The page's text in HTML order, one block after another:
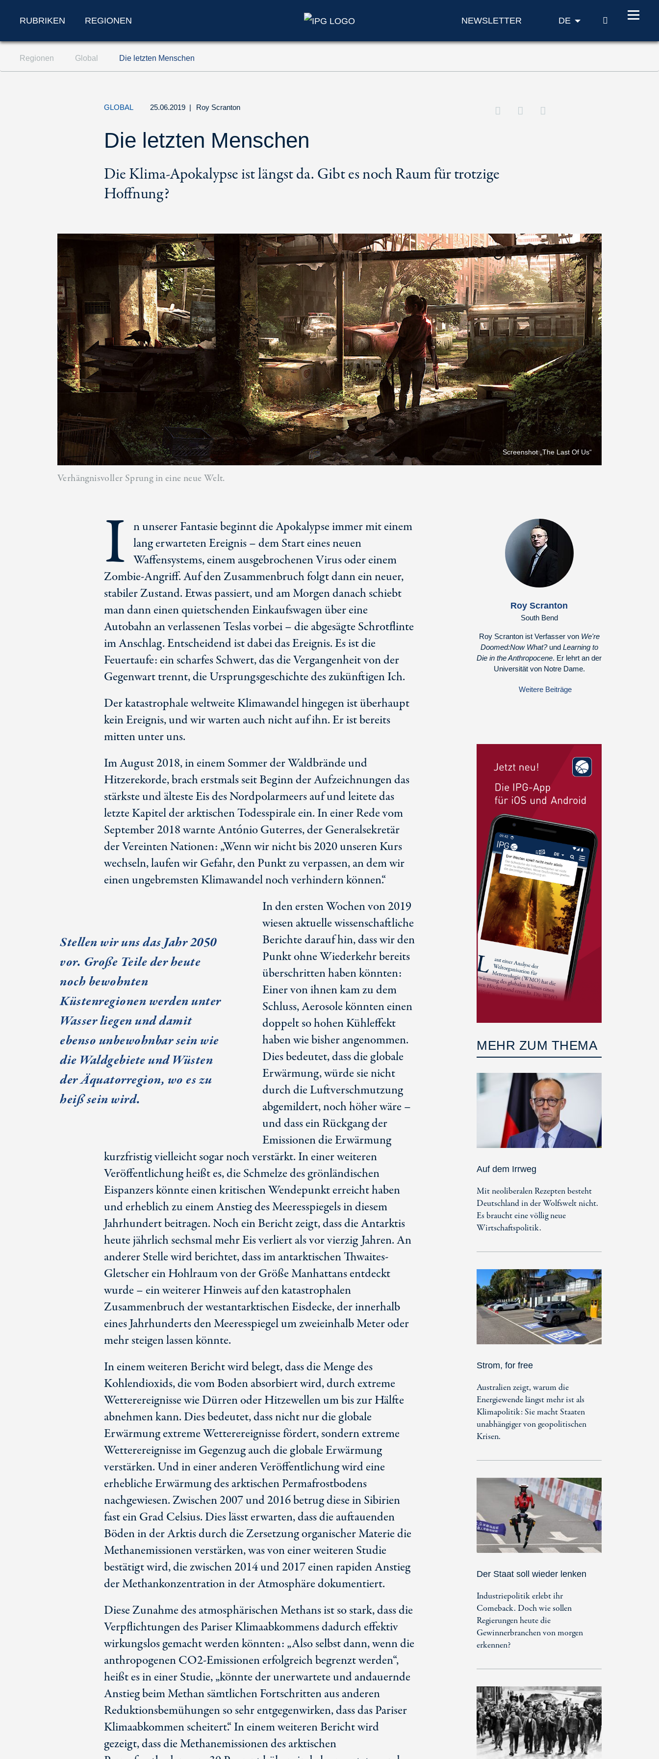
Zum Inhalt springen (Accesskey '1')
Zur Suche springen (Accesskey '2')
RUBRIKEN REGIONEN NEWSLETTER DE SUCHE
Regionen Global Die letzten Menschen
GLOBAL 25.06.2019 | Roy Scranton
Die letzten Menschen
Die Klima-Apokalypse ist längst da. Gibt es noch Raum für trotzige
Hoffnung?
Screenshot „The Last Of Us“
Verhängnisvoller Sprung in eine neue Welt.
I n unserer Fantasie beginnt die Apokalypse immer mit einem
lang erwarteten Ereignis – dem Start eines neuen
Waffensystems, einem ausgebrochenen Virus oder einem
Zombie-Angriff. Auf den Zusammenbruch folgt dann ein neuer,
stabiler Zustand. Etwas passiert, und am Morgen danach schiebt
man dann einen quietschenden Einkaufswagen über eine
Autobahn an verlassenen Teslas vorbei – die abgesägte Schrotflinte
im Anschlag. Entscheidend ist dabei das Ereignis. Es ist die
Feuertaufe: ein scharfes Schwert, das die Vergangenheit von der
Gegenwart trennt, die Ursprungsgeschichte des zukünftigen Ich.
Der katastrophale weltweite Klimawandel hingegen ist überhaupt
kein Ereignis, und wir warten auch nicht auf ihn. Er ist bereits
mitten unter uns.
Im August 2018, in einem Sommer der Waldbrände und
Hitzerekorde, brach erstmals seit Beginn der Aufzeichnungen das
stärkste und älteste Eis des Nordpolarmeers auf und leitete das
letzte Kapitel der arktischen Todesspirale ein. In einer Rede vom
September 2018 warnte António Guterres, der Generalsekretär
der Vereinten Nationen: „Wenn wir nicht bis 2020 unseren Kurs
wechseln, laufen wir Gefahr, den Punkt zu verpassen, an dem wir
einen ungebremsten Klimawandel noch verhindern können.“
Stellen wir uns das Jahr 2050
vor. Große Teile der heute
noch bewohnten
Küstenregionen werden unter
Wasser liegen und damit
ebenso unbewohnbar sein wie
die Waldgebiete und Wüsten
der Äquatorregion, wo es zu
heiß sein wird.
In den ersten Wochen von 2019
wiesen aktuelle wissenschaftliche
Berichte darauf hin, dass wir den
Punkt ohne Wiederkehr bereits
überschritten haben könnten:
Einer von ihnen kam zu dem
Schluss, Aerosole könnten einen
doppelt so hohen Kühleffekt
haben wie bisher angenommen.
Dies bedeutet, dass die globale
Erwärmung, würde sie nicht
durch die Luftverschmutzung
abgemildert, noch höher wäre –
und dass ein Rückgang der
Emissionen die Erwärmung
kurzfristig vielleicht sogar noch verstärkt. In einer weiteren
Veröffentlichung heißt es, die Schmelze des grönländischen
Eispanzers könnte einen kritischen Wendepunkt erreicht haben
und erheblich zu einem Anstieg des Meeresspiegels in diesem
Jahrhundert beitragen. Noch ein Bericht zeigt, dass die Antarktis
heute jährlich sechsmal mehr Eis verliert als vor vierzig Jahren. An
anderer Stelle wird berichtet, dass im antarktischen Thwaites-
Gletscher ein Hohlraum von der Größe Manhattans entdeckt
wurde – ein weiterer Hinweis auf den katastrophalen
Zusammenbruch der westantarktischen Eisdecke, der innerhalb
eines Jahrhunderts den Meeresspiegel um zweieinhalb Meter oder
mehr steigen lassen könnte.
In einem weiteren Bericht wird belegt, dass die Menge des
Kohlendioxids, die vom Boden absorbiert wird, durch extreme
Wetterereignisse wie Dürren oder Hitzewellen um bis zur Hälfte
abnehmen kann. Dies bedeutet, dass nicht nur die globale
Erwärmung extreme Wetterereignisse fördert, sondern extreme
Wetterereignisse im Gegenzug auch die globale Erwärmung
verstärken. Und in einer anderen Veröffentlichung wird eine
erhebliche Erwärmung des arktischen Permafrostbodens
nachgewiesen. Zwischen 2007 und 2016 betrug diese in Sibirien
fast ein Grad Celsius. Dies lässt erwarten, dass die auftauenden
Böden in der Arktis durch die Zersetzung organischer Materie die
Methanemissionen verstärken, was von einer weiteren Studie
bestätigt wird, die zwischen 2014 und 2017 einen rapiden Anstieg
der Methankonzentration in der Atmosphäre dokumentiert.
Diese Zunahme des atmosphärischen Methans ist so stark, dass die
Verpflichtungen des Pariser Klimaabkommens dadurch effektiv
wirkungslos gemacht werden könnten: „Also selbst dann, wenn die
anthropogenen CO2-Emissionen erfolgreich begrenzt werden“,
heißt es in einer Studie, „könnte der unerwartete und andauernde
Anstieg beim Methan sämtlichen Fortschritten aus anderen
Reduktionsbemühungen so sehr entgegenwirken, dass das Pariser
Klimaabkommen scheitert.“ In einem weiteren Bericht wird
gezeigt, dass die Methanemissionen des arktischen
Roy Scranton
South Bend
Roy Scranton ist Verfasser von We're
Doomed:Now What?und Learning to
Die in the Anthropocene. Er lehrt an der
Universität von Notre Dame.
Weitere Beiträge
MEHR ZUM THEMA
Auf dem Irrweg
Mit neoliberalen Rezepten besteht
Deutschland in der Wolfswelt nicht.
Es braucht eine völlig neue
Wirtschaftspolitik.
Strom, for free
Australien zeigt, warum die
Energiewende längst mehr ist als
Klimapolitik: Sie macht Staaten
unabhängiger von geopolitischen
Krisen.
Der Staat soll wieder lenken
Industriepolitik erlebt ihr
Comeback. Doch wie sollen
Regierungen heute die
Gewinnerbranchen von morgen
erkennen?